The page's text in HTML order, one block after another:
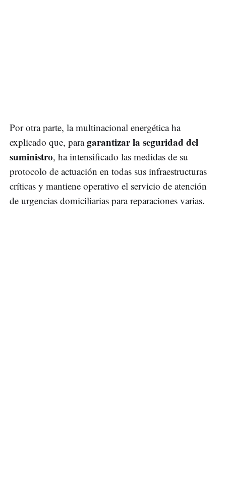
Por otra parte, la multinacional energética ha
explicado que, paragarantizar la seguridad del
suministro, ha intensificado las medidas de su
protocolo de actuación en todas sus infraestructuras
críticas y mantiene operativo el servicio de atención
de urgencias domiciliarias para reparaciones varias.